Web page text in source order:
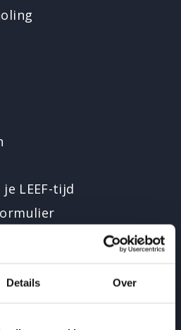
Details Over
LEEF-tijd